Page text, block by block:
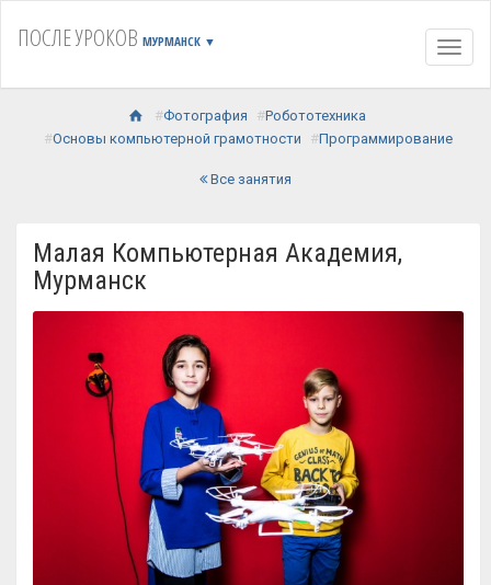
ПОСЛЕ УРОКОВ МУРМАНСК ▼
Фотография
Робототехника
Основы компьютерной грамотности
Программирование
Все занятия
Малая Компьютерная Академия,
Мурманск